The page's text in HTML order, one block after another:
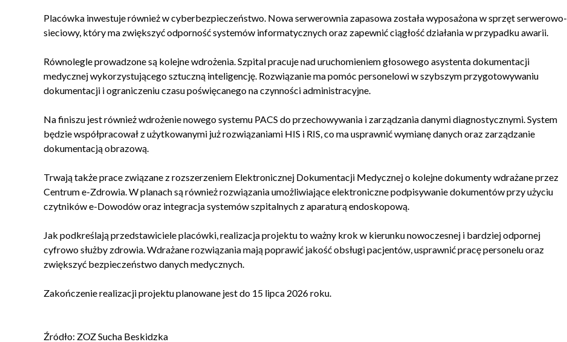
Placówka inwestuje również w cyberbezpieczeństwo. Nowa serwerownia zapasowa została wyposażona w sprzęt serwerowo-
sieciowy, który ma zwiększyć odporność systemów informatycznych oraz zapewnić ciągłość działania w przypadku awarii.
Równolegle prowadzone są kolejne wdrożenia. Szpital pracuje nad uruchomieniem głosowego asystenta dokumentacji
medycznej wykorzystującego sztuczną inteligencję. Rozwiązanie ma pomóc personelowi w szybszym przygotowywaniu
dokumentacji i ograniczeniu czasu poświęcanego na czynności administracyjne.
Na finiszu jest również wdrożenie nowego systemu PACS do przechowywania i zarządzania danymi diagnostycznymi. System
będzie współpracował z użytkowanymi już rozwiązaniami HIS i RIS, co ma usprawnić wymianę danych oraz zarządzanie
dokumentacją obrazową.
Trwają także prace związane z rozszerzeniem Elektronicznej Dokumentacji Medycznej o kolejne dokumenty wdrażane przez
Centrum e-Zdrowia. W planach są również rozwiązania umożliwiające elektroniczne podpisywanie dokumentów przy użyciu
czytników e-Dowodów oraz integracja systemów szpitalnych z aparaturą endoskopową.
Jak podkreślają przedstawiciele placówki, realizacja projektu to ważny krok w kierunku nowoczesnej i bardziej odpornej
cyfrowo służby zdrowia. Wdrażane rozwiązania mają poprawić jakość obsługi pacjentów, usprawnić pracę personelu oraz
zwiększyć bezpieczeństwo danych medycznych.
Zakończenie realizacji projektu planowane jest do 15 lipca 2026 roku.
Źródło: ZOZ Sucha Beskidzka